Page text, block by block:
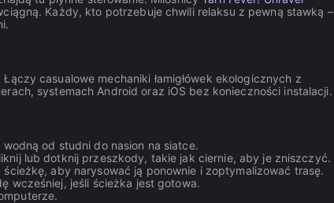
Każdy, kto potrzebuje chwili relaksu z pewną stawką –
Łączy casualowe mechaniki łamigłówek ekologicznych z
systemach Android oraz iOS bez konieczności instalacji.
od studni do nasion na siatce.
lub dotknij przeszkody, takie jak ciernie, aby je zniszczyć.
ścieżkę, aby narysować ją ponownie i zoptymalizować trasę.
wcześniej, jeśli ścieżka jest gotowa.